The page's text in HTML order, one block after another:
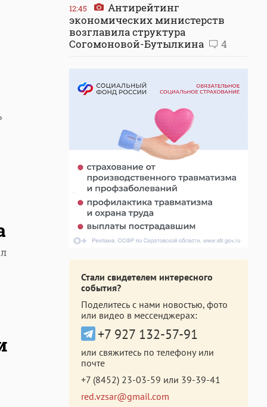
12:45
Антирейтинг
экономических министерств
возглавила структура
Согомоновой-Бутылкина
4
Стали свидетелем интересного
события?
Поделитесь с нами новостью, фото
или видео в мессенджерах:
+7 927 132-57-91
или свяжитесь по телефону или
почте
+7 (8452) 23-03-59 или 39-39-41
red.vzsar@gmail.com